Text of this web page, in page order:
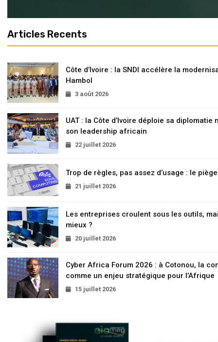
Articles Recents
Côte d’Ivoire : la SNDI accélère la
Hambol
3 août 2026
UAT : la Côte d’Ivoire déploie sa
son leadership africain
22 juillet 2026
Trop de règles, pas assez d’usage : le
21 juillet 2026
Les entreprises croulent sous les outils,
mieux ?
20 juillet 2026
Cyber Africa Forum 2026 : à Cotonou, la
comme un enjeu stratégique pour l’Afrique
15 juillet 2026